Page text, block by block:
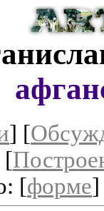
] [
[
[форме